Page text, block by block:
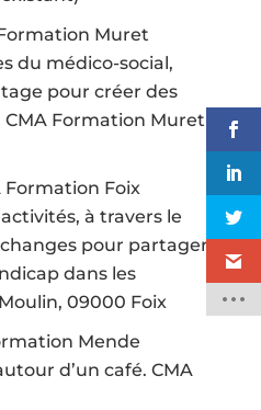
Muret
du médico-social,
pour créer des
CMA Formation Muret
Formation Foix
à travers le
pour partager
dans les
09000 Foix
Mende
d’un café. CMA